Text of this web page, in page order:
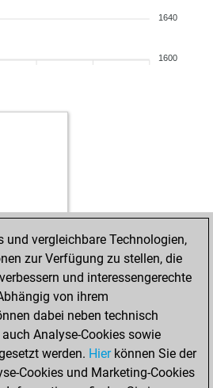
1640
1600
und vergleichbare Technologien,
zur Verfügung zu stellen, die
und interessengerechte
von ihrem
dabei neben technisch
Analyse-Cookies sowie
werden. Hierkönnen Sie der
Cookies und Marketing-Cookies